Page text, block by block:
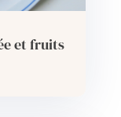
et fruits